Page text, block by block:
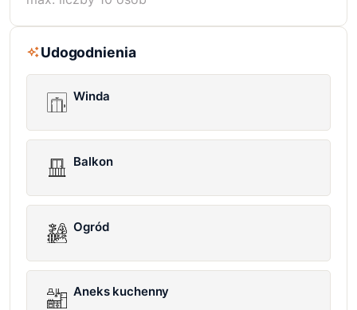
Udogodnienia
Winda
Balkon
Ogród
Aneks kuchenny